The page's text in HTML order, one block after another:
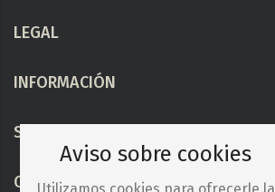
LEGAL
INFORMACIÓN
Síguenos
COLABORAMOS CON
Aviso sobre cookies